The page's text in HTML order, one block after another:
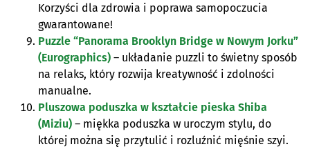
Korzyści dla zdrowia i poprawa samopoczucia
gwarantowane!
Puzzle “Panorama Brooklyn Bridge w Nowym Jorku”
(Eurographics) – układanie puzzli to świetny sposób
na relaks, który rozwija kreatywność i zdolności
manualne.
Pluszowa poduszka w kształcie pieska Shiba
(Miziu) – miękka poduszka w uroczym stylu, do
której można się przytulić i rozluźnić mięśnie szyi.